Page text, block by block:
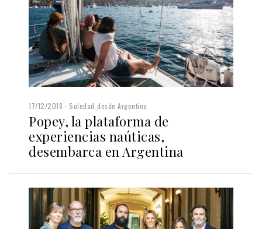
17/12/2018 Soledad_desde Argentina
Popey, la plataforma de
experiencias naúticas,
desembarca en Argentina